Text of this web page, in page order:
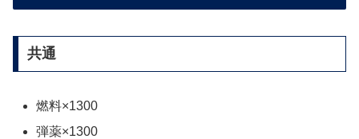
共通
燃料×1300
弾薬×1300